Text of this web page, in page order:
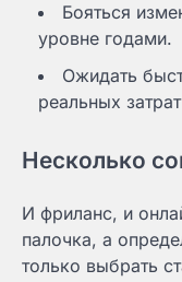
Бояться
уровне годами.
Ожидать
реальных
Несколько
И фриланс, и
палочка, а
только выбрать